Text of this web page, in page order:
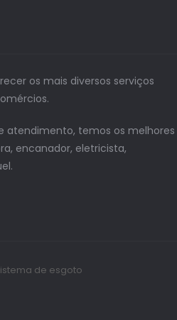
os mais diversos serviços
atendimento, temos os melhores
encanador, eletricista,
de esgoto